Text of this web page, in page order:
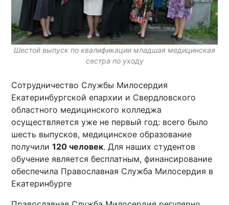
Шестой выпуск по квалификации младшая медицинская
сестра по уходу
Сотрудничество Службы Милосердия
Екатеринбургской епархии и Свердловского
областного медицинского колледжа
осуществляется уже не первый год: всего было
шесть выпусков, медицинское образование
получили120 человек. Для наших студентов
обучение является бесплатным, финансирование
обеспечила Православная Служба Милосердия в
Екатеринбурге